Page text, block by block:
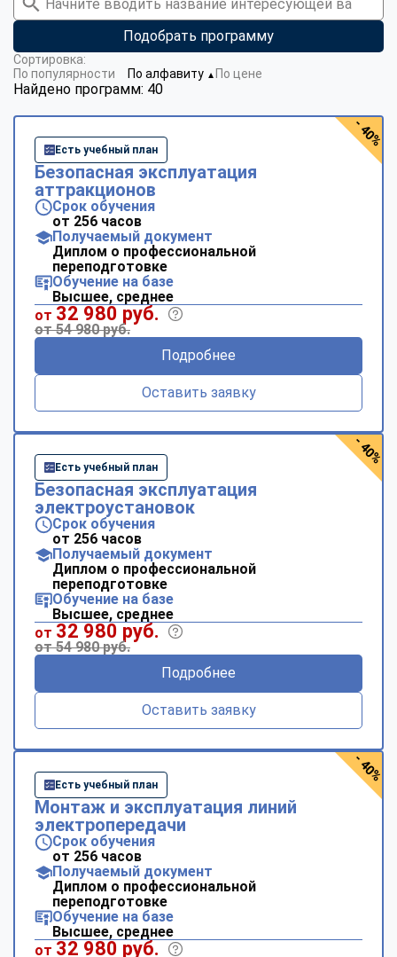
Подобрать программу
Найдено программ: 40
Сортировка:
По популярности
По алфавиту ▼ По цене
Есть учебный план
Безопасная эксплуатация
аттракционов
Срок обучения
от 256 часов
Получаемый документ
Диплом о профессиональной
переподготовке
Обучение на базе
Высшее, среднее
от 32 980 руб.
от 54 980 руб.
Подробнее
Оставить заявку
- 40%
Есть учебный план
Безопасная эксплуатация
электроустановок
Срок обучения
от 256 часов
Получаемый документ
Диплом о профессиональной
переподготовке
Обучение на базе
Высшее, среднее
от 32 980 руб.
от 54 980 руб.
Подробнее
Оставить заявку
- 40%
Есть учебный план
Монтаж и эксплуатация линий
электропередачи
Срок обучения
от 256 часов
Получаемый документ
Диплом о профессиональной
переподготовке
Обучение на базе
Высшее, среднее
от 32 980 руб.
- 40%